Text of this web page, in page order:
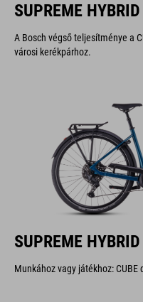
SUPREME
A Bosch végső teljesítménye a
városi kerékpárhoz.
SUPREME
Munkához vagy játékhoz: